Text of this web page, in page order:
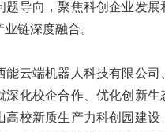
向，聚焦科创企业发展
链深度融合。
端机器人科技有限公司
深化校企合作、优化创新
高校新质生产力科创园建